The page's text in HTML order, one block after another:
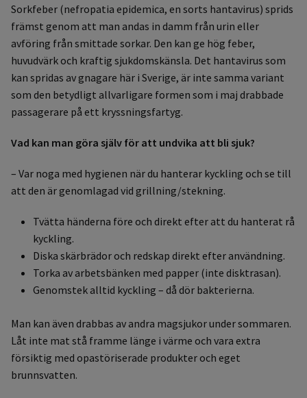
Sorkfeber (nefropatia epidemica, en sorts hantavirus) sprids
främst genom att man andas in damm från urin eller
avföring från smittade sorkar. Den kan ge hög feber,
huvudvärk och kraftig sjukdomskänsla. Det hantavirus som
kan spridas av gnagare här i Sverige, är inte samma variant
som den betydligt allvarligare formen som i maj drabbade
passagerare på ett kryssningsfartyg.
Vad kan man göra själv för att undvika att bli sjuk?
– Var noga med hygienen när du hanterar kyckling och se till
att den är genomlagad vid grillning/stekning.
Tvätta händerna före och direkt efter att du hanterat rå
kyckling.
Diska skärbrädor och redskap direkt efter användning.
Torka av arbetsbänken med papper (inte disktrasan).
Genomstek alltid kyckling – då dör bakterierna.
Man kan även drabbas av andra magsjukor under sommaren.
Låt inte mat stå framme länge i värme och vara extra
försiktig med opastöriserade produkter och eget
brunnsvatten.